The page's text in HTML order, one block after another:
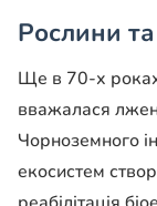
Рослини
Ще в 70-х роках
вважалася
Чорноземного
екосистем